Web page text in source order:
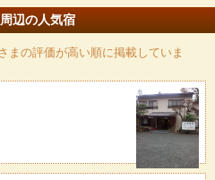
周辺の人気宿
まの評価が高い順に掲載していま